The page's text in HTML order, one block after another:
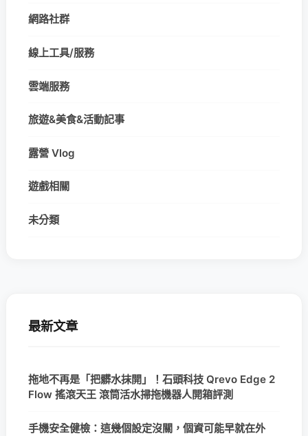
網路社群
線上工具/服務
雲端服務
旅遊&美食&活動記事
露營 Vlog
遊戲相關
未分類
最新文章
拖地不再是「把髒水抹開」！石頭科技 Qrevo Edge 2
Flow 搖滾天王 滾筒活水掃拖機器人開箱評測
手機安全健檢：這幾個設定沒關，個資可能早就在外